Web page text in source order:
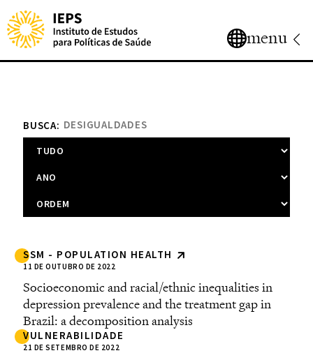
menu
BUSCA:
SSM - POPULATION HEALTH
11 DE OUTUBRO DE 2022
Socioeconomic and racial/ethnic inequalities in
depression prevalence and the treatment gap in
Brazil: a decomposition analysis
VULNERABILIDADE
21 DE SETEMBRO DE 2022